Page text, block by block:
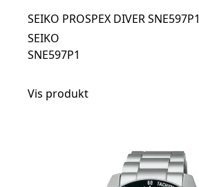
SEIKO PROSPEX DIVER SNE597P1
SEIKO
SNE597P1
Vis produkt